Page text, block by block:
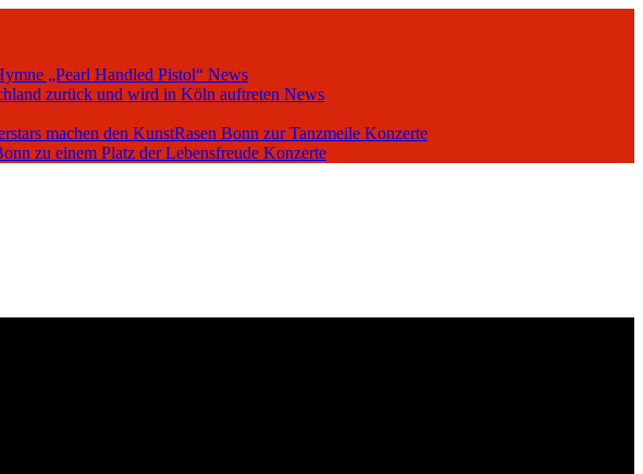
„Pearl Handled Pistol“ News
zurück und wird in Köln auftreten News
machen den KunstRasen Bonn zur Tanzmeile Konzerte
zu einem Platz der Lebensfreude Konzerte